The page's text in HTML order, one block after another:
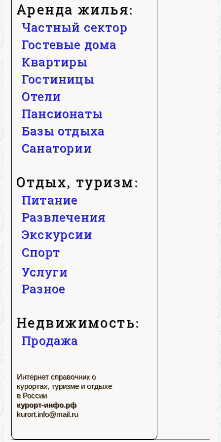
Аренда жилья:
Частный сектор
Гостевые дома
Квартиры
Гостиницы
Отели
Пансионаты
Базы отдыха
Санатории
Отдых, туризм:
Питание
Развлечения
Экскурсии
Спорт
Услуги
Разное
Недвижимость:
Продажа
Интернет справочник о
курортах, туризме и отдыхе
в России
курорт-инфо.рф
kurort.info@mail.ru